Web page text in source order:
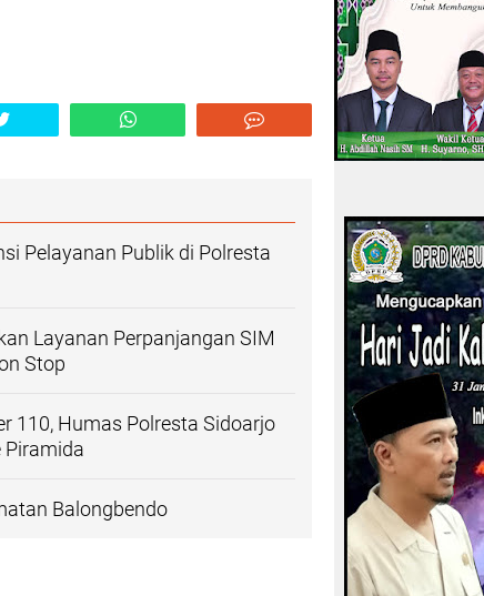
Pelayanan Publik di Polresta
Layanan Perpanjangan SIM
Stop
110, Humas Polresta Sidoarjo
Piramida
Balongbendo